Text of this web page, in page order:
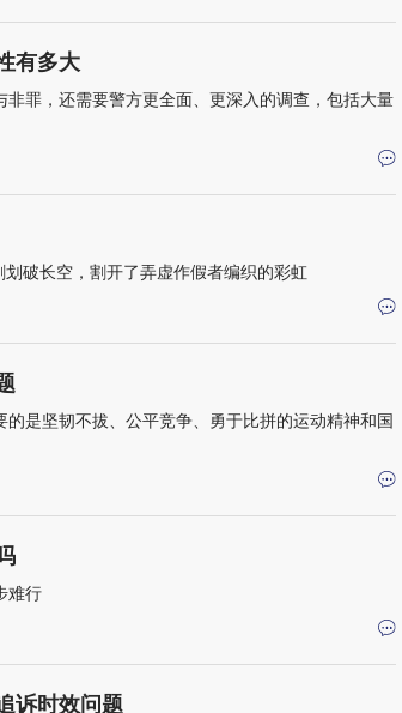
有多大
罪，还需要警方更全面、更深入的调查，包括大量
破长空，割开了弄虚作假者编织的彩虹
是坚韧不拔、公平竞争、勇于比拼的运动精神和国
难行
诉时效问题